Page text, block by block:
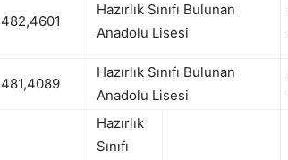
482,4601
Hazırlık Sınıfı Bulunan
Anadolu Lisesi
481,4089
Hazırlık Sınıfı Bulunan
Anadolu Lisesi
Hazırlık
Sınıfı